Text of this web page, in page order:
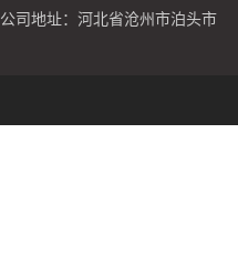
公司地址：河北省沧州市泊头市